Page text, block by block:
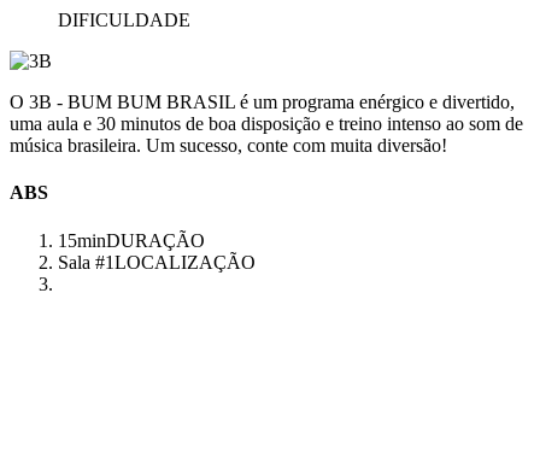
DIFICULDADE
O 3B - BUM BUM BRASIL é um programa enérgico e divertido,
uma aula e 30 minutos de boa disposição e treino intenso ao som de
música brasileira. Um sucesso, conte com muita diversão!
ABS
15minDURAÇÃO
Sala #1LOCALIZAÇÃO